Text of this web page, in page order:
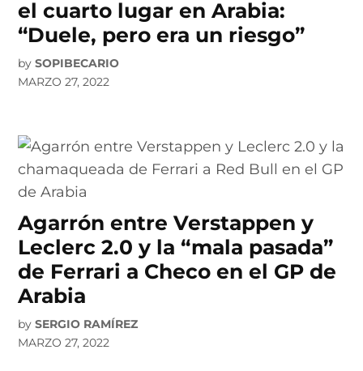
el cuarto lugar en Arabia:
“Duele, pero era un riesgo”
by SOPIBECARIO
MARZO 27, 2022
Agarrón entre Verstappen y
Leclerc 2.0 y la “mala pasada”
de Ferrari a Checo en el GP de
Arabia
by SERGIO RAMÍREZ
MARZO 27, 2022